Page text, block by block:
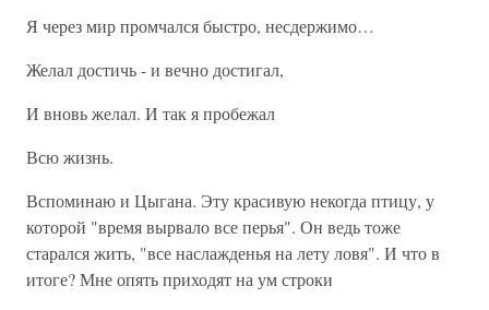
Я через мир промчался быстро, несдержимо…
Желал достичь - и вечно достигал,
И вновь желал. И так я пробежал
Всю жизнь.
Вспоминаю и Цыгана. Эту красивую некогда птицу, у
которой "время вырвало все перья". Он ведь тоже
старался жить, "все наслажденья на лету ловя". И что в
итоге? Мне опять приходят на ум строки